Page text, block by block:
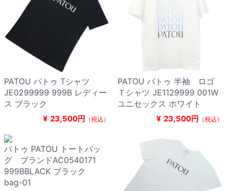
PATOU パトゥ Tシャツ
JE0299999 999B レディー
ス ブラック
¥ 23,500円 （税込）
PATOU パトゥ 半袖 ロゴ
Ｔシャツ JE1129999 001W
ユニセックス ホワイト
¥ 23,500円 （税込）
パトゥ PATOU トートバッ
グ ブランドAC0540171
999BBLACK ブラック
bag-01